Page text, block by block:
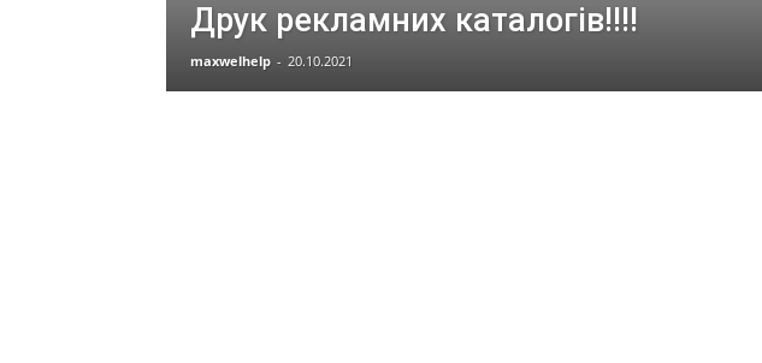
Друк рекламних каталогів!!!!
maxwelhelp - 20.10.2021